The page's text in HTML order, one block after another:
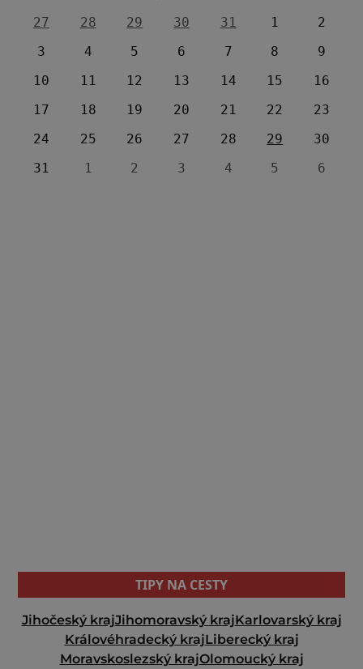
27
28 29 30 31 1
2
3
4 5 6 7 8
9
10
11 12 13 14 15
16
17
18 19 20 21 22
23
24
25 26 27 28 29
30
31
1 2 3 4 5 6
TIPY NA CESTY
Jihočeský krajJihomoravský krajKarlovarský kraj
Královéhradecký krajLiberecký kraj
Moravskoslezský krajOlomoucký kraj